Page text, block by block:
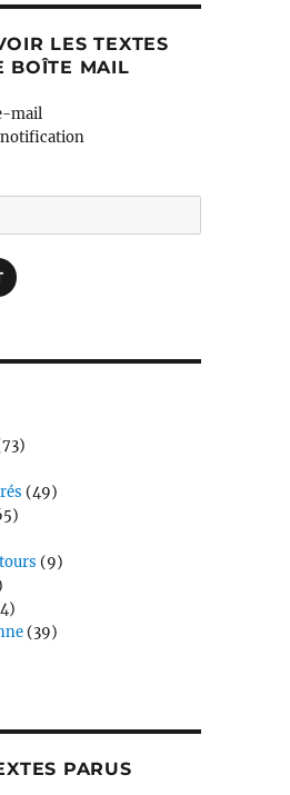
LES TEXTES
BOÎTE MAIL
mail
notification
(49)
(9)
(39)
PARUS